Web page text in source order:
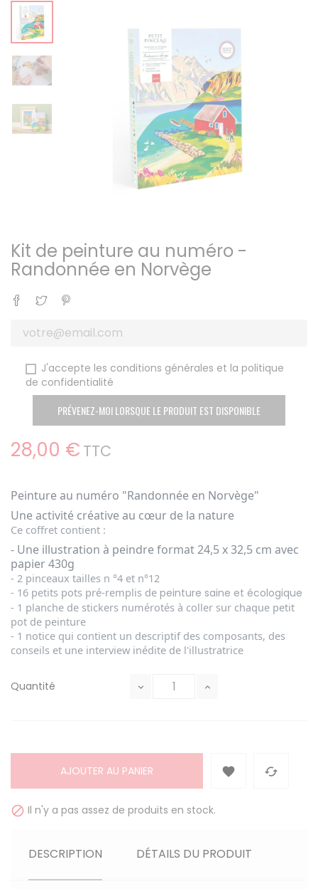
Kit de peinture au numéro -
Randonnée en Norvège
Partager
Tweet
J'accepte les conditions générales et la politique
de confidentialité
PRÉVENEZ-MOI LORSQUE LE PRODUIT EST DISPONIBLE
28,00 € TTC
Peinture au numéro "Randonnée en Norvège"
Une activité créative au cœur de la nature
Ce coffret contient :
- Une illustration à peindre format 24,5 x 32,5 cm avec
papier 430g
- 2 pinceaux tailles n °4 et n°12
- 16 petits pots pré-remplis de peinture saine et écologique
- 1 planche de stickers numérotés à coller sur chaque petit
pot de peinture
- 1 notice qui contient un descriptif des composants, des
conseils et une interview inédite de l'illustratrice
Quantité
AJOUTER AU PANIER  
 Il n'y a pas assez de produits en stock.
DESCRIPTION DÉTAILS DU PRODUIT